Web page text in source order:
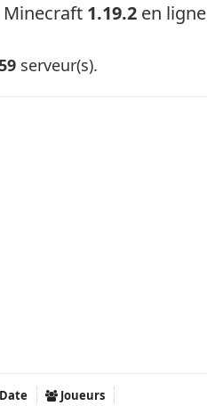
Minecraft 1.19.2en ligne
serveur(s).
Joueurs